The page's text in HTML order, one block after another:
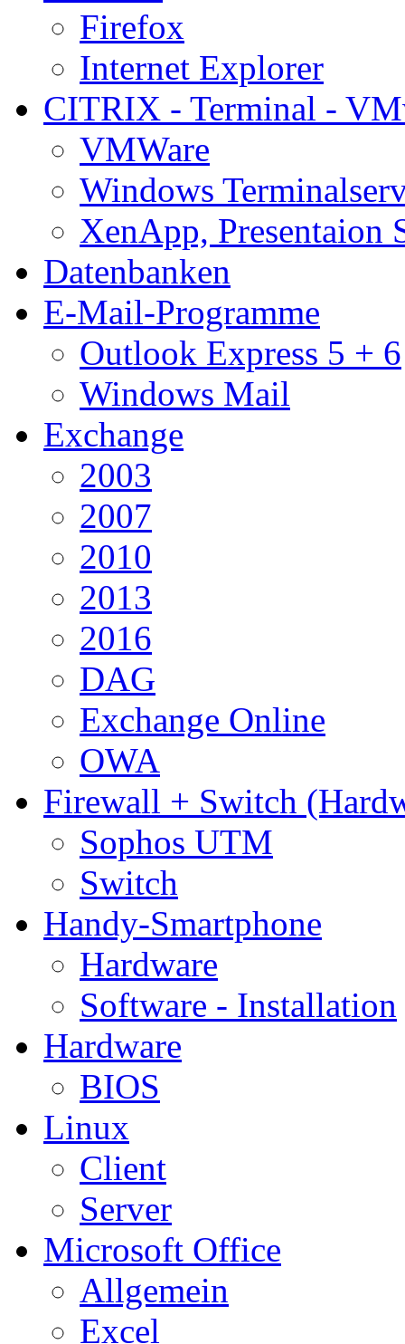
Firefox
Internet Explorer
CITRIX - Terminal -
VMWare
Windows
XenApp, Presentaion
Datenbanken
E-Mail-Programme
Outlook Express 5 + 6
Windows Mail
Exchange
2003
2007
2010
2013
2016
DAG
Exchange Online
OWA
Firewall + Switch
Sophos UTM
Switch
Handy-Smartphone
Hardware
Software - Installation
Hardware
BIOS
Linux
Client
Server
Microsoft Office
Allgemein
Excel